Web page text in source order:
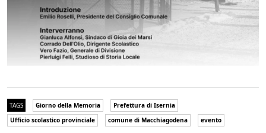
TAGS Giorno della Memoria
Prefettura di Isernia
Ufficio scolastico provinciale
comune di Macchiagodena evento